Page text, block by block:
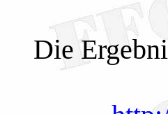
Die